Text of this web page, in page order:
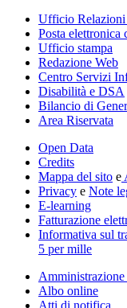
Ufficio
Posta elettronica
Ufficio stampa
Redazione Web
Centro Servizi
Disabilità e DSA
Bilancio di
Area Riservata
Open Data
Credits
Mappa del sito e
Privacy e Note
E-learning
Fatturazione
Informativa sul
5 per mille
Amministrazione
Albo online
Atti di notifica